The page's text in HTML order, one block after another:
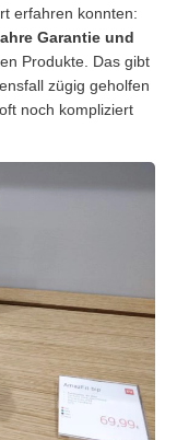
erfahren konnten:
Garantie und
Produkte. Das gibt
zügig geholfen
noch kompliziert